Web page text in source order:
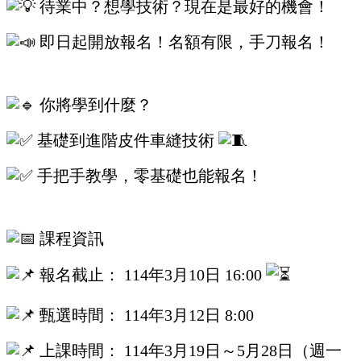
待業中？想學技術？現在是最好的機會！
即日起開放報名！名額有限，手刀報名！
你將學到什麼？
基礎到進階皮件車縫技術
手把手教學，零基礎也能報名！
課程資訊
報名截止： 114年3月10日 16:00
甄選時間： 114年3月12日 8:00
上課時間： 114年3月19日～5月28日（週一